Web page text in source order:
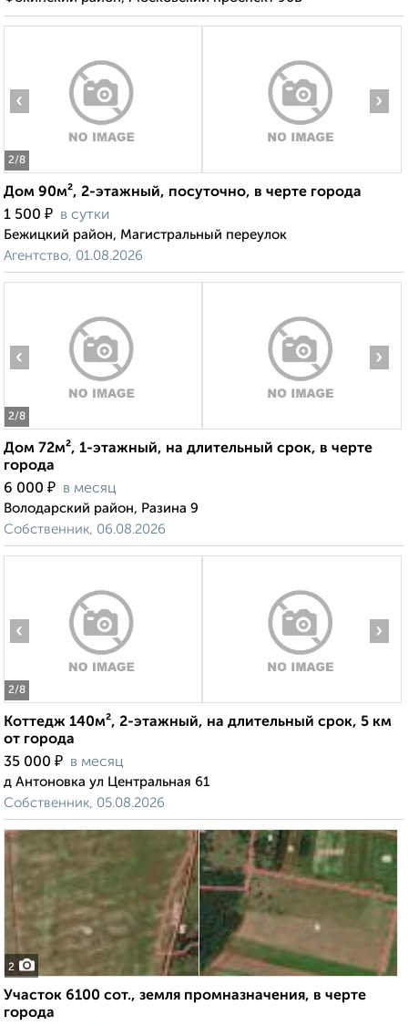
2/8
‹ ›
Дом 90м², 2-этажный, посуточно, в черте города
1 500 ₽ в сутки
Бежицкий район, Магистральный переулок
Агентство, 01.08.2026
2/8
‹ ›
Дом 72м², 1-этажный, на длительный срок, в черте
города
6 000 ₽ в месяц
Володарский район, Разина 9
Собственник, 06.08.2026
2/8
‹ ›
Коттедж 140м², 2-этажный, на длительный срок, 5 км
от города
35 000 ₽ в месяц
д Антоновка ул Центральная 61
Собственник, 05.08.2026
2
Участок 6100 сот., земля промназначения, в черте
города